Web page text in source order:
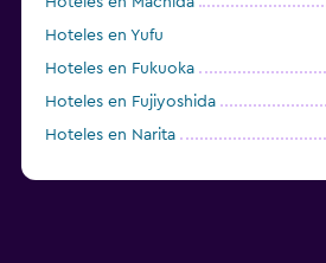
Hoteles en Yufu
Hoteles en Fukuoka
Hoteles en Fujiyoshida
Hoteles en Narita